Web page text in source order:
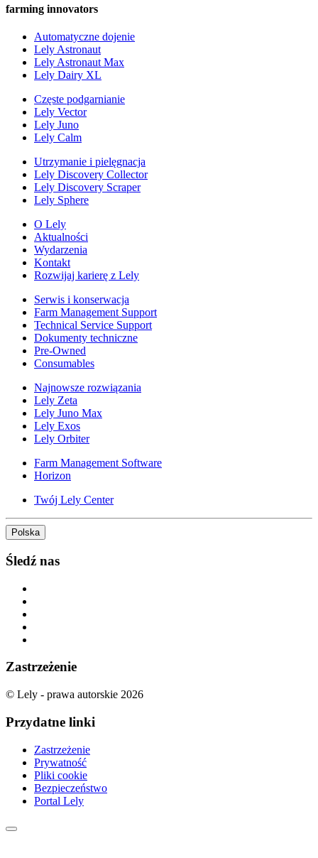
farming innovators
Automatyczne dojenie
Lely Astronaut
Lely Astronaut Max
Lely Dairy XL
Częste podgarnianie
Lely Vector
Lely Juno
Lely Calm
Utrzymanie i pielęgnacja
Lely Discovery Collector
Lely Discovery Scraper
Lely Sphere
O Lely
Aktualności
Wydarzenia
Kontakt
Rozwijaj karierę z Lely
Serwis i konserwacja
Farm Management Support
Technical Service Support
Dokumenty techniczne
Pre-Owned
Consumables
Najnowsze rozwiązania
Lely Zeta
Lely Juno Max
Lely Exos
Lely Orbiter
Farm Management Software
Horizon
Twój Lely Center
Polska
Śledź nas
Zastrzeżenie
© Lely - prawa autorskie 2026
Przydatne linki
Zastrzeżenie
Prywatność
Pliki cookie
Bezpieczeństwo
Portal Lely